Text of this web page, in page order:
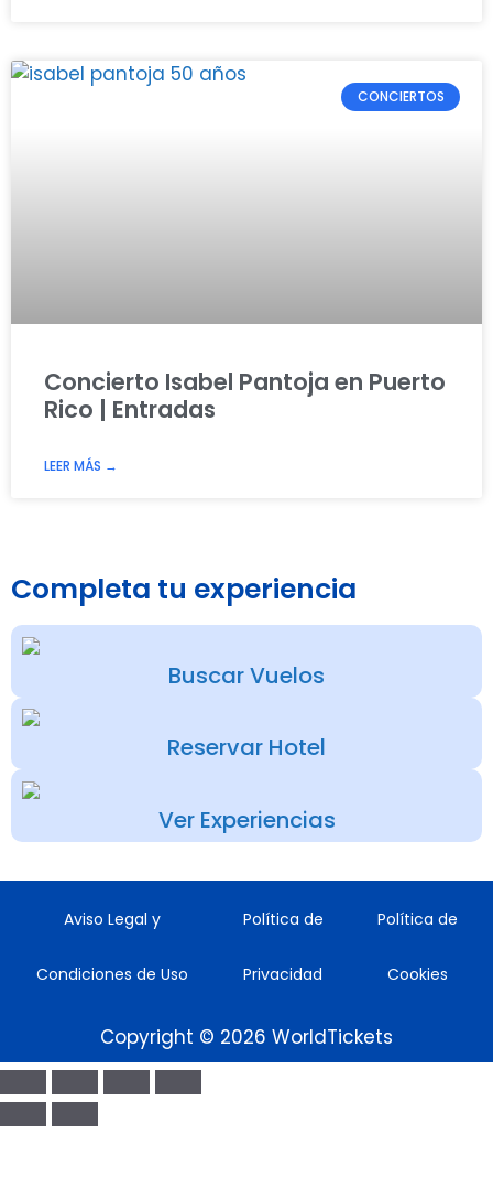
CONCIERTOS
Concierto Isabel Pantoja en Puerto
Rico | Entradas
LEER MÁS →
Completa tu experiencia
Buscar Vuelos
Reservar Hotel
Ver Experiencias
Aviso Legal y
Condiciones de Uso
Política de
Privacidad
Política de
Cookies
Copyright © 2026 WorldTickets